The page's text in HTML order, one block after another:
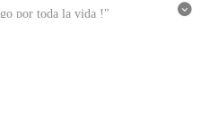
por toda la vida !" 